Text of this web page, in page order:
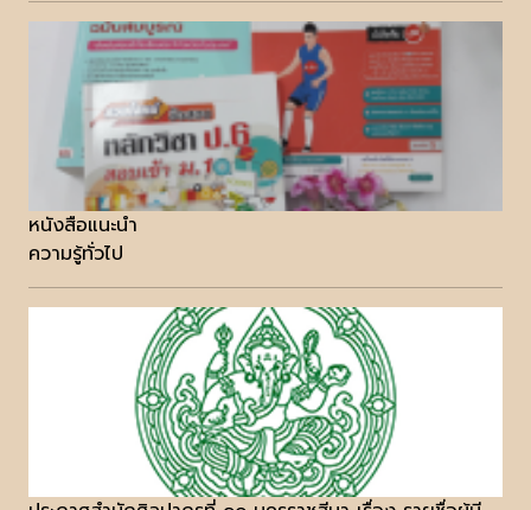
หนังสือแนะนำ
ความรู้ทั่วไป